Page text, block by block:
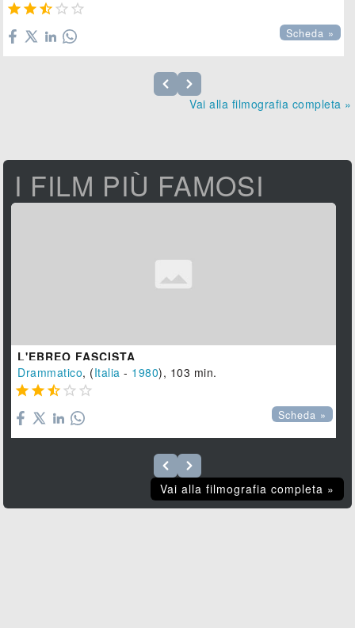
    
Scheda »
Vai alla filmografia completa »
I FILM PIÙ FAMOSI
L'EBREO FASCISTA
Drammatico, (Italia - 1980), 103 min.
    
Scheda »
Vai alla filmografia completa »